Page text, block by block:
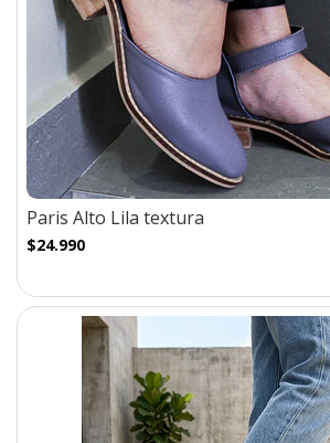
Paris Alto Lila textura
$24.990